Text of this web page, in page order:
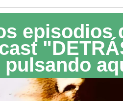
episodios
pulsando